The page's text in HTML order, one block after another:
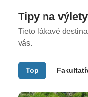
Tipy na
Tieto lákavé
vás.
Top